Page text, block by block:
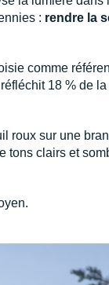
: rendre la
comme
18 % de
roux sur une
clairs et